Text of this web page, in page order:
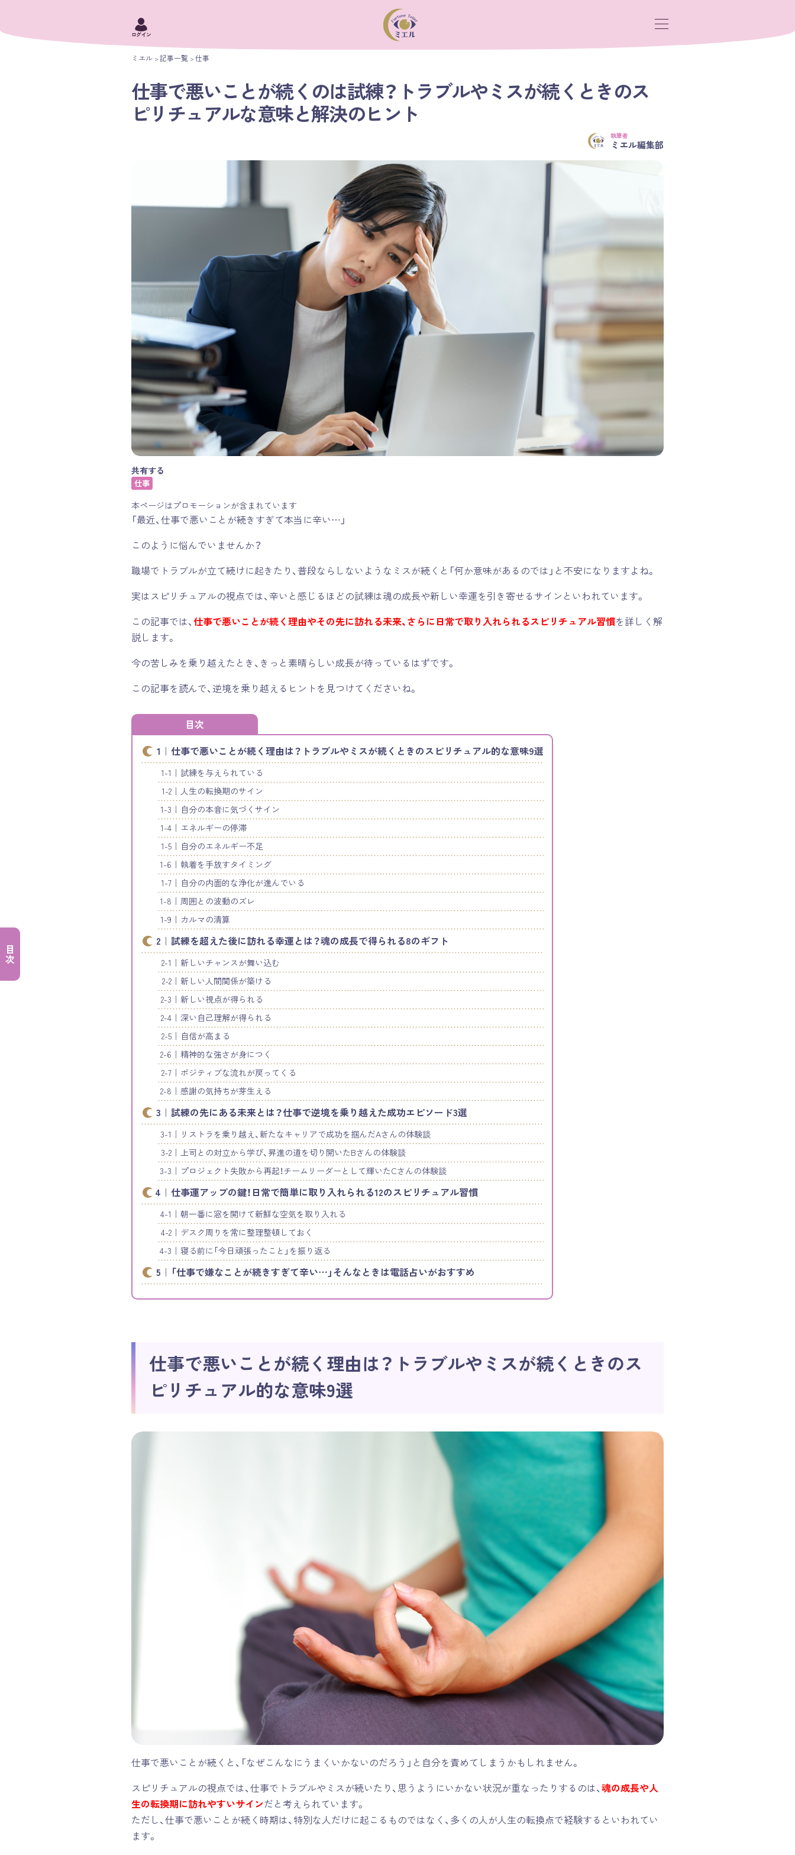
ログイン
ミエル 記事一覧 仕事
仕事で悪いことが続くのは試練？トラブルやミスが続くときのス
ピリチュアルな意味と解決のヒント
執筆者
ミエル編集部
共有する
仕事
本ページはプロモーションが含まれています
「最近、仕事で悪いことが続きすぎて本当に辛い…」
このように悩んでいませんか？
職場でトラブルが立て続けに起きたり、普段ならしないようなミスが続くと「何か意味があるのでは」と不安になりますよね。
実はスピリチュアルの視点では、辛いと感じるほどの試練は魂の成長や新しい幸運を引き寄せるサインといわれています。
この記事では、 仕事で悪いことが続く理由やその先に訪れる未来、さらに日常で取り入れられるスピリチュアル習慣を詳しく解
説します。
今の苦しみを乗り越えたとき、きっと素晴らしい成長が待っているはずです。
この記事を読んで、逆境を乗り越えるヒントを見つけてくださいね。
目次
仕事で悪いことが続く理由は？トラブルやミスが続くときのスピリチュアル的な意味9選
試練を与えられている
人生の転換期のサイン
自分の本音に気づくサイン
エネルギーの停滞
自分のエネルギー不足
執着を手放すタイミング
自分の内面的な浄化が進んでいる
周囲との波動のズレ
カルマの清算
試練を超えた後に訪れる幸運とは？魂の成長で得られる8のギフト
新しいチャンスが舞い込む
新しい人間関係が築ける
新しい視点が得られる
深い自己理解が得られる
自信が高まる
精神的な強さが身につく
ポジティブな流れが戻ってくる
感謝の気持ちが芽生える
試練の先にある未来とは？仕事で逆境を乗り越えた成功エピソード3選
リストラを乗り越え、新たなキャリアで成功を掴んだAさんの体験談
上司との対立から学び、昇進の道を切り開いたBさんの体験談
プロジェクト失敗から再起！チームリーダーとして輝いたCさんの体験談
仕事運アップの鍵！日常で簡単に取り入れられる12のスピリチュアル習慣
朝一番に窓を開けて新鮮な空気を取り入れる
デスク周りを常に整理整頓しておく
寝る前に「今日頑張ったこと」を振り返る
「仕事で嫌なことが続きすぎて辛い…」そんなときは電話占いがおすすめ
仕事で悪いことが続く理由は？ トラブルやミスが続くときのス
ピリチュアル的な意味9選
仕事で悪い ことが続くと、「なぜこんなにうまくいかないのだろう」と自分を責めてしまうかもしれません。
スピリチュアルの視点では、仕事でトラブルやミスが続いたり、思うようにいかない状況が重なったりするのは、 魂の成長や人
生の転換期に訪れやすいサインだと考えられています。
ただし、仕事で悪いことが続く時期は、特別な人だけに起こるものではなく、多くの人が人生の転換点で経験するといわれてい
ます。
目次